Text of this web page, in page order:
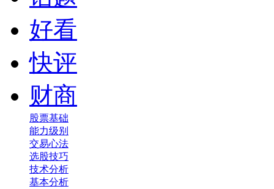
好看
快评
财商
股票基础
能力级别
交易心法
选股技巧
技术分析
基本分析